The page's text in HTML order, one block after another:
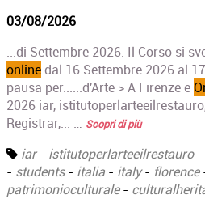
03/08/2026
...di Settembre 2026. Il Corso si
onlinedal 16 Settembre 2026 al
pausa per......d'Arte > A Firenze e
2026 iar,
Registrar,... … Scopri di più
iar- istitutoperlarteeilrestauro-
- students- italia- italy- florence
patrimonioculturale-